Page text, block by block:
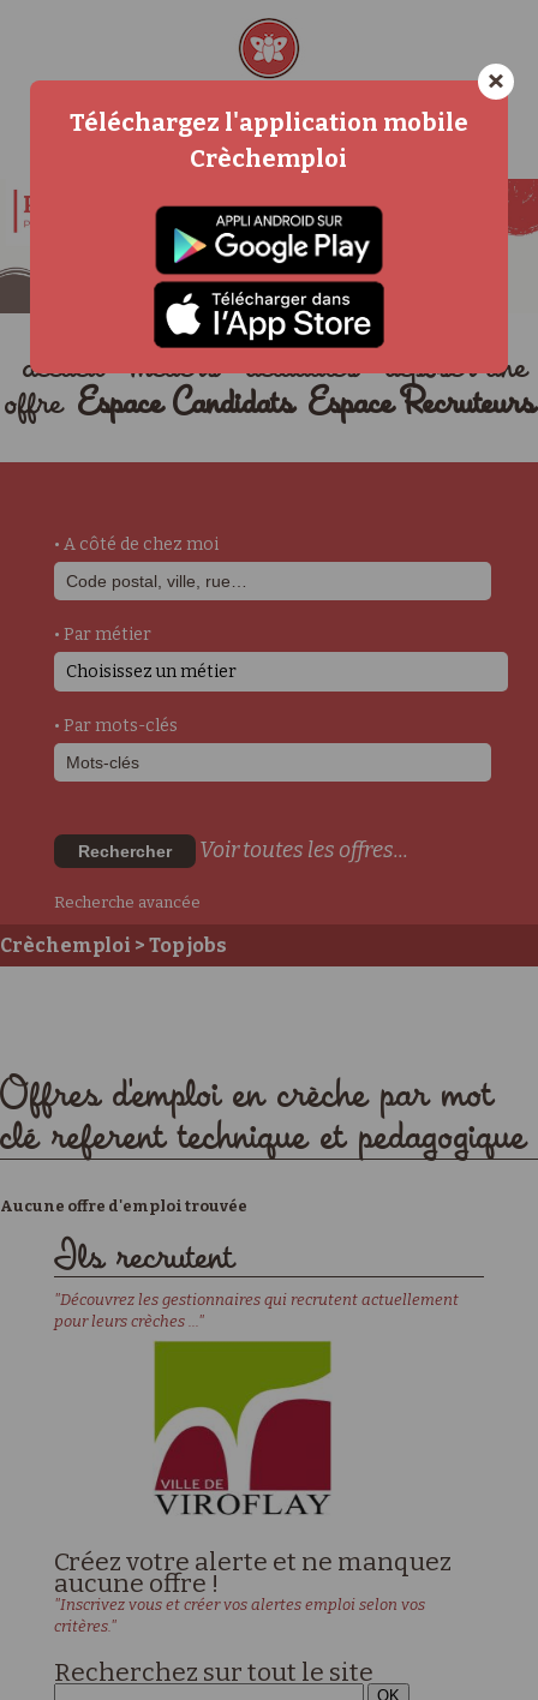
accueil métiers actualités
déposer une
offre Espace Candidats Espace Recruteurs
• A côté de chez moi
• Par métier
Choisissez un métier
• Par mots-clés
Rechercher Voir toutes les offres...
Recherche avancée
Crèchemploi > Top jobs
Offres d'emploi en crèche par mot
clé referent technique et pedagogique
Aucune offre d'emploi trouvée
Ils recrutent
"Découvrez les gestionnaires qui recrutent actuellement
pour leurs crèches ..."
Créez votre alerte et ne manquez
aucune offre !
"Inscrivez vous et créer vos alertes emploi selon vos
critères."
Recherchez sur tout le site
×
Téléchargez l'application mobile
Crèchemploi